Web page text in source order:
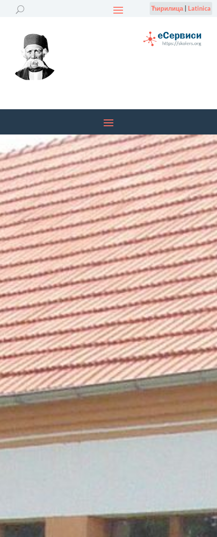
Ћирилица| Latinica